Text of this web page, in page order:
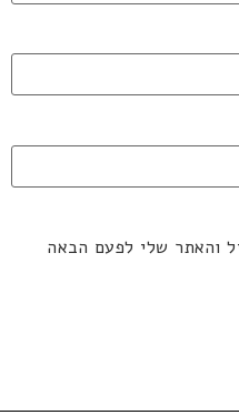
והאתר שלי לפעם הבאה